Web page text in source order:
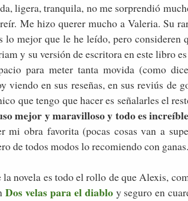
ligera, tranquila, no me sorprendió
Me hizo querer mucho a Valeria. Su
lo mejor que le he leído, pero consideren
y su versión de escritora en este libro
para meter tanta movida (como
viendo en sus reseñas, en sus reviús de
que tengo que hacer es señalarles el
mejor y maravilloso y todo es increíble
mi obra favorita (pocas cosas van a
de todos modos lo recomiendo con ganas.
novela es todo el rollo de que Alexis,
Dos velas para el diablo y seguro en